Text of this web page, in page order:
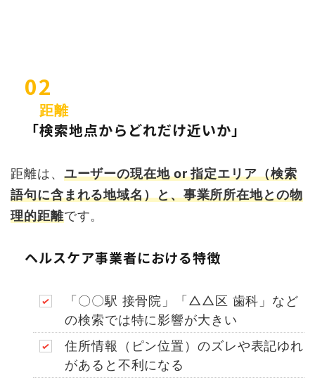
02
距離
「検索地点からどれだけ近いか」
距離は、 ユーザーの現在地 or 指定エリア（検索
語句に含まれる地域名）と、事業所所在地との物
理的距離です。
ヘルスケア事業者における特徴
「〇〇駅 接骨院」「△△区 歯科」など
の検索では特に影響が大きい
住所情報（ピン位置）のズレや表記ゆれ
があると不利になる